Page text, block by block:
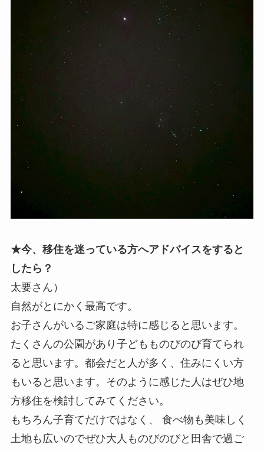
★今、移住を迷っている方へアドバイスをすると
したら？
太要さん）
自然がとにかく最高です。
お子さんがいるご家庭は特に感じると思います。
たくさんの公園があり子どもものびのび育てられ
ると思います。都会だと人が多く、住みにくい方
もいると思います。そのように感じた人はぜひ地
方移住を検討してみてください。
もちろん子育てだけではなく、 食べ物も美味しく
土地も広いのでぜひ大人ものびのびと田舎で過ご